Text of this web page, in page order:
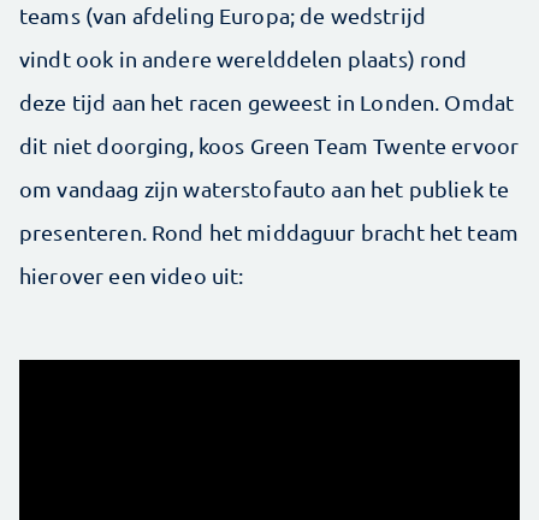
teams (van afdeling Europa; de wedstrijd
vindt ook in andere werelddelen plaats) rond
deze tijd aan het racen geweest in Londen. Omdat
dit niet doorging, koos Green Team Twente ervoor
om vandaag zijn waterstofauto aan het publiek te
presenteren. Rond het middaguur bracht het team
hierover een video uit: